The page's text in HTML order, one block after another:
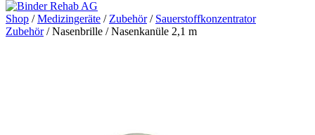
Shop /Medizingeräte / Zubehör/ Sauerstoffkonzentrator
Zubehör/ Nasenbrille / Nasenkanüle 2,1 m